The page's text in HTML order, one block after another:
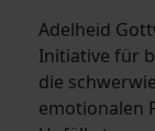
Adelheid
Initiative für
die
emotionalen